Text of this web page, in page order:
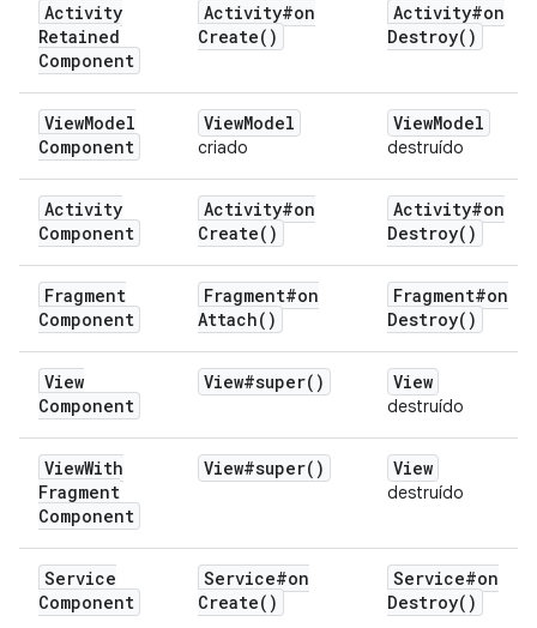
Activity
Retained
Component
Activity#on
Create( )
Activity#on
Destroy( )
ViewModel
Component
ViewModel
criado
ViewModel
destruído
Activity
Component
Activity#on
Create( )
Activity#on
Destroy( )
Fragment
Component
Fragment#on
Attach( )
Fragment#on
Destroy( )
View
Component
View#super( ) View
destruído
ViewWith
Fragment
Component
View#super( ) View
destruído
Service
Component
Service#on
Create( )
Service#on
Destroy( )